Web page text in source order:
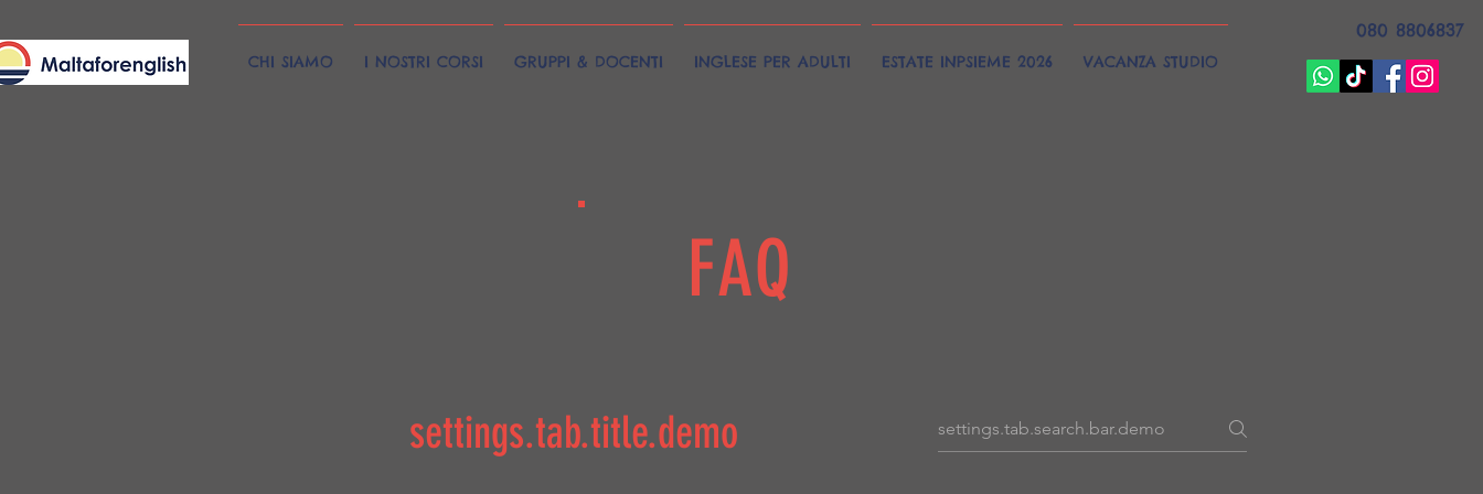
CHI SIAMO I NOSTRI CORSI GRUPPI & DOCENTI INGLESE PER ADULTI ESTATE INPSIEME 2026 VACANZA STUDIO
080 8806837
FAQ
settings.tab.title.demo